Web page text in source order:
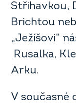
Střihavkou,
Brichtou
„Ježíšovi“
Rusalka,
Arku.
V současné